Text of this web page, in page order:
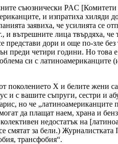
съюзнически PAC [Комитети
и изпратиха хиляди
заявиха, че усилията се
и вътрешните лица твърдяха,
представи дори и още по-зле без
преди четири години. Но това е
си с латиноамериканците
Х и белите жени са
и с вашите съпруги, сестри и
но че „латиноамериканците
да плащат наем, храна и
недостатък на
смятат за бели.) Журналистката
трансфобия“.